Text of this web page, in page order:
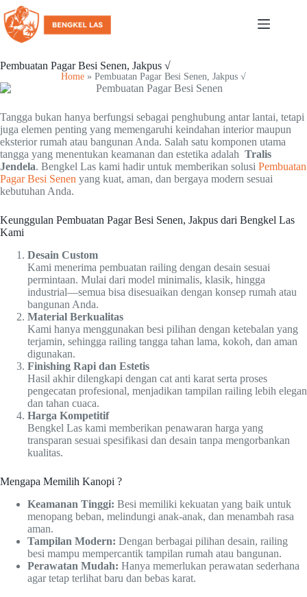
Pembuatan Pagar Besi Senen, Jakpus √
Home » Pembuatan Pagar Besi Senen, Jakpus √
Tangga bukan hanya berfungsi sebagai penghubung antar lantai, tetapi
juga elemen penting yang memengaruhi keindahan interior maupun
eksterior rumah atau bangunan Anda. Salah satu komponen utama
tangga yang menentukan keamanan dan estetika adalah Tralis
Jendela. Bengkel Las kami hadir untuk memberikan solusi Pembuatan
Pagar Besi Senen yang kuat, aman, dan bergaya modern sesuai
kebutuhan Anda.
Keunggulan Pembuatan Pagar Besi Senen, Jakpus dari Bengkel Las
Kami
Desain Custom
Kami menerima pembuatan railing dengan desain sesuai
permintaan. Mulai dari model minimalis, klasik, hingga
industrial—semua bisa disesuaikan dengan konsep rumah atau
bangunan Anda.
Material Berkualitas
Kami hanya menggunakan besi pilihan dengan ketebalan yang
terjamin, sehingga railing tangga tahan lama, kokoh, dan aman
digunakan.
Finishing Rapi dan Estetis
Hasil akhir dilengkapi dengan cat anti karat serta proses
pengecatan profesional, menjadikan tampilan railing lebih elegan
dan tahan cuaca.
Harga Kompetitif
Bengkel Las kami memberikan penawaran harga yang
transparan sesuai spesifikasi dan desain tanpa mengorbankan
kualitas.
Mengapa Memilih Kanopi ?
Keamanan Tinggi: Besi memiliki kekuatan yang baik untuk
menopang beban, melindungi anak-anak, dan menambah rasa
aman.
Tampilan Modern: Dengan berbagai pilihan desain, railing
besi mampu mempercantik tampilan rumah atau bangunan.
Perawatan Mudah: Hanya memerlukan perawatan sederhana
agar tetap terlihat baru dan bebas karat.